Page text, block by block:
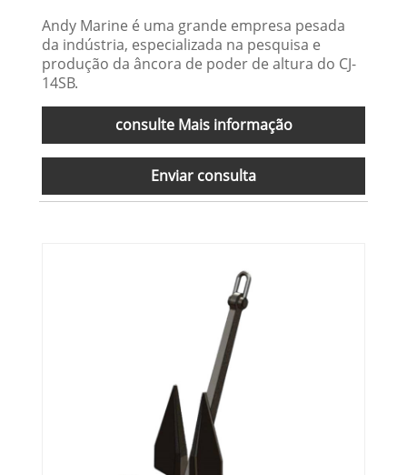
Andy Marine é uma grande empresa pesada
da indústria, especializada na pesquisa e
produção da âncora de poder de altura do CJ-
14SB.
consulte Mais informação
Enviar consulta